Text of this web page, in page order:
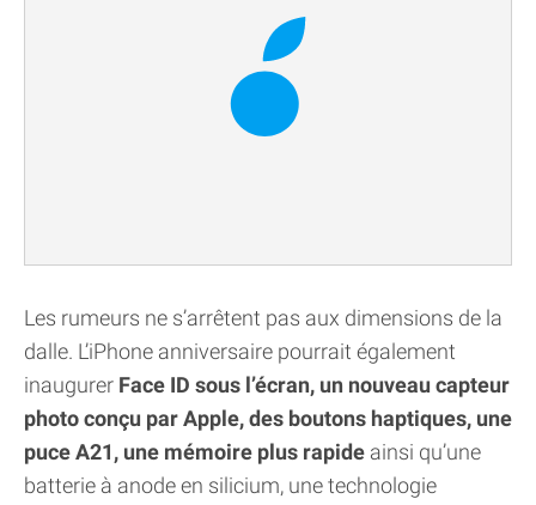
Les rumeurs ne s’arrêtent pas aux dimensions de la
dalle. L’iPhone anniversaire pourrait également
inaugurer Face ID sous l’écran, un nouveau capteur
photo conçu par Apple, des boutons haptiques, une
puce A21, une mémoire plus rapide ainsi qu’une
batterie à anode en silicium, une technologie